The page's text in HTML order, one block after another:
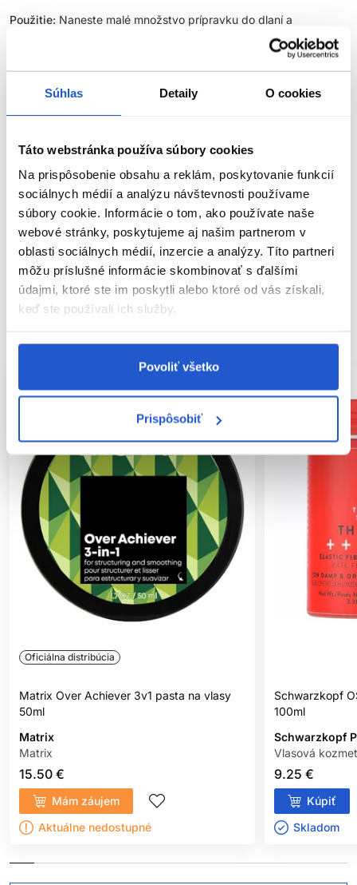
Súhlas Detaily O cookies
Táto webstránka používa súbory cookies
Na prispôsobenie obsahu a reklám, poskytovanie funkcií
sociálnych médií a analýzu návštevnosti používame
súbory cookie. Informácie o tom, ako používate naše
webové stránky, poskytujeme aj našim partnerom v
oblasti sociálnych médií, inzercie a analýzy. Títo partneri
môžu príslušné informácie skombinovať s ďalšími
údajmi, ktoré ste im poskytli alebo ktoré od vás získali,
keď ste používali ich služby.
Povoliť všetko
Prispôsobiť
Použitie: Naneste malé množstvo prípravku do dlaní a
rozohrejte. Vpracujte do suchých alebo vlhkých vlasov a
vytvarujte do požadovaného tvaru. Pokiaľ tvarujete na vlhkých
Produkty, ktoré svojou multifunkčnosťou doladia každý
finálny styling. Rôzna forma fixácie aj konzistencie umožňuje
Parametre
Značka
Hodnotenia
Oficiálna distribúcia
Matrix Over Achiever 3v1 pasta na vlasy
50ml
Matrix
Matrix
15.50 €
Mám záujem
Aktuálne nedostupné
Schwarzkopf
100ml
Schwarzkopf
Vlasová
9.25 €
Kúpiť
Skladom ㅤ